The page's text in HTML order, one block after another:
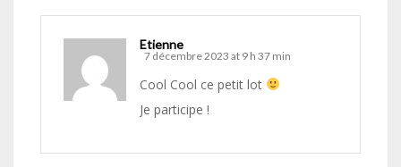
Etienne
7 décembre 2023 at 9 h 37 min
Cool Cool ce petit lot
Je participe !